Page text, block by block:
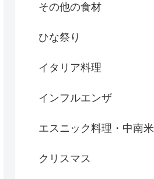
その他の食材
ひな祭り
イタリア料理
インフルエンザ
エスニック料理・中南米
クリスマス